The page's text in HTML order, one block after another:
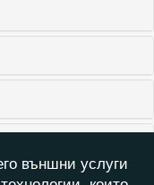
външни услуги